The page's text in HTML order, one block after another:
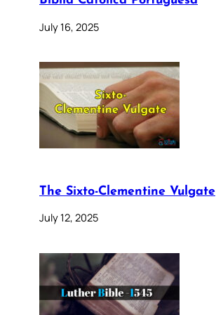
July 16, 2025
The Sixto-Clementine Vulgate
July 12, 2025